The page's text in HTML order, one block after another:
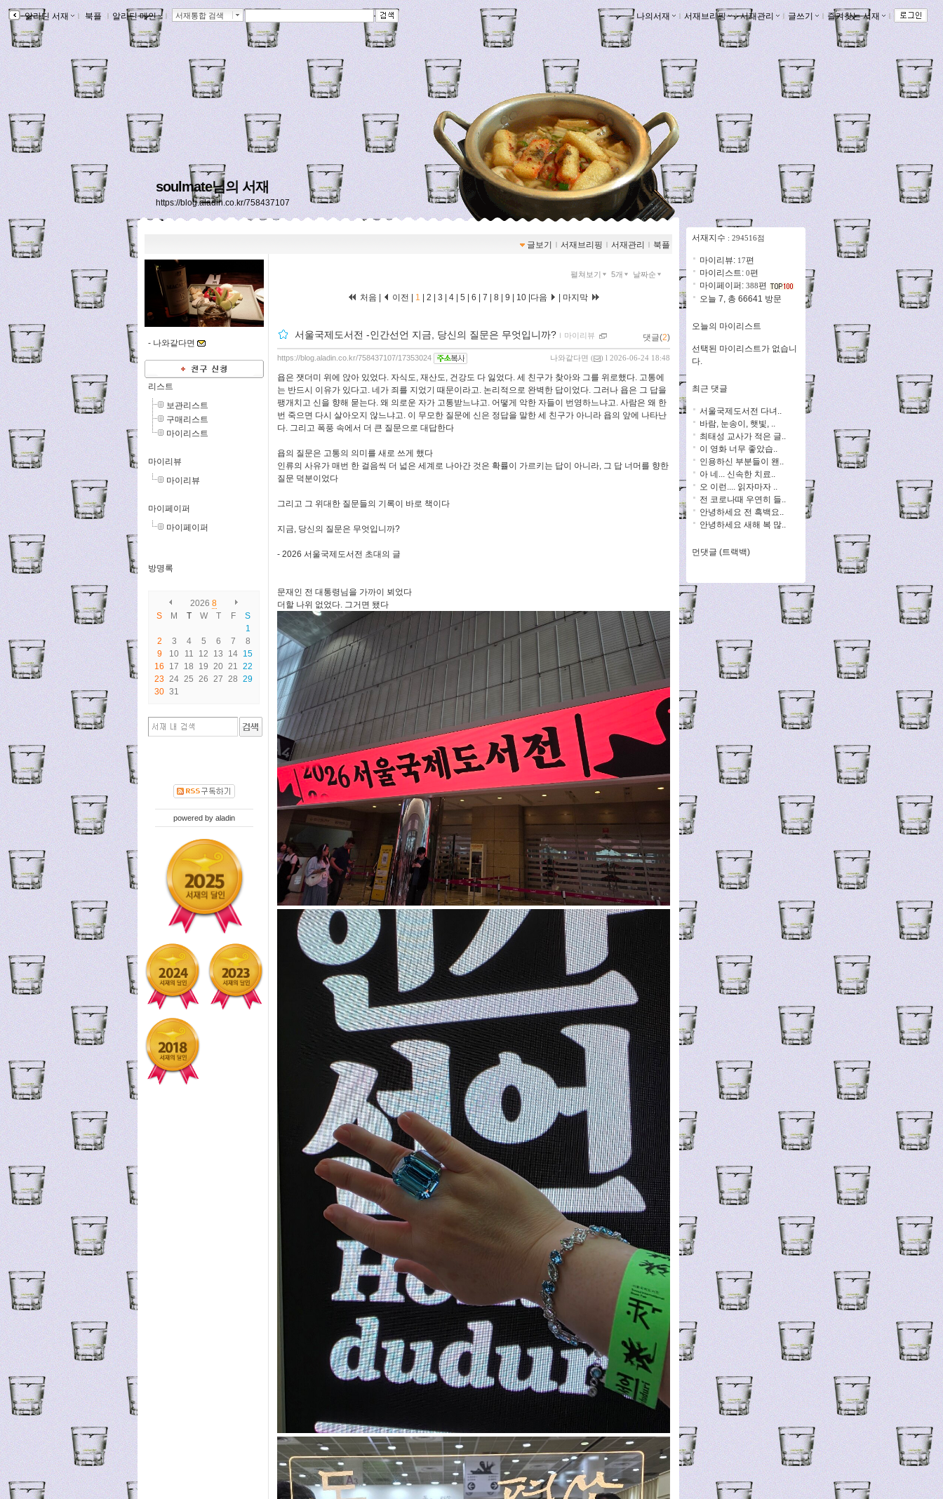
알라딘 서재 ｌ 북플 ｌ 알라딘 메인 ｌ 서재통합 검색 나의서재 ｌ서재브리핑 ｌ서재관리 ｌ 글쓰기 ｌ 즐겨찾는 서재 ｌ
soulmate님의 서재
https://blog.aladin.co.kr/758437107
글보기 ｌ 서재브리핑 ｌ 서재관리 ｌ 북플
- 나와같다면
리스트
보관리스트
구매리스트
마이리스트
마이리뷰
마이리뷰
마이페이퍼
마이페이퍼
방명록
2026 8
S
M T W T F
S
1
2
3 4 5 6 7
8
9
10 11 12 13 14 15
16
17 18 19 20 21
22
23 24 25 26 27 28 29
30 31
powered by aladin
펼쳐보기 5개 날짜순
처음 | 이전 | 1 2 3 4 5 6 7 8 9 10 다음 마지막
서울국제도서전 -인간선언 지금, 당신의 질문은 무엇입니까? ｌ 마이리뷰 댓글(2)
나와같다면 ( ) l 2026-06-24 18:48
https://blog.aladin.co.kr/758437107/17353024
욥은 잿더미 위에 앉아 있었다. 자식도, 재산도, 건강도 다 잃었다. 세 친구가 찾아와 그를 위로했다. 고통에
는 반드시 이유가 있다고. 네가 죄를 지었기 때문이라고. 논리적으로 완벽한 답이었다. 그러나 욥은 그 답을
팽개치고 신을 향해 묻는다. 왜 의로운 자가 고통받느냐고. 어떻게 악한 자들이 번영하느냐고. 사람은 왜 한
번 죽으면 다시 살아오지 않느냐고. 이 무모한 질문에 신은 정답을 말한 세 친구가 아니라 욥의 앞에 나타난
다. 그리고 폭풍 속에서 더 큰 질문으로 대답한다
욥의 질문은 고통의 의미를 새로 쓰게 했다
인류의 사유가 매번 한 걸음씩 더 넓은 세계로 나아간 것은 확률이 가르키는 답이 아니라, 그 답 너머를 향한
질문 덕분이었다
그리고 그 위대한 질문들의 기록이 바로 책이다
지금, 당신의 질문은 무엇입니까?
- 2026 서울국제도서전 초대의 글
문재인 전 대통령님을 가까이 뵈었다
더할 나위 없었다. 그거면 됐다
서재지수 : 294516점
마이리뷰: 17편
마이리스트: 0편
마이페이퍼: 388편
오늘 7, 총 66641 방문
오늘의 마이리스트
선택된 마이리스트가 없습니
다.
최근 댓글
서울국제도서전 다녀..
바람, 눈송이, 햇빛, ..
최태성 교사가 적은 글..
이 영화 너무 좋았습..
인용하신 부분들이 왠..
아 네... 신속한 치료..
오 이런.... 읽자마자 ..
전 코로나때 우연히 들..
안녕하세요 전 흑백요..
안녕하세요 새해 복 많..
먼댓글 (트랙백)